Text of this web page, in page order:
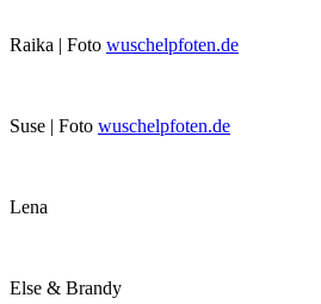
Raika | Foto wuschelpfoten.de
Suse | Foto wuschelpfoten.de
Lena
Else & Brandy